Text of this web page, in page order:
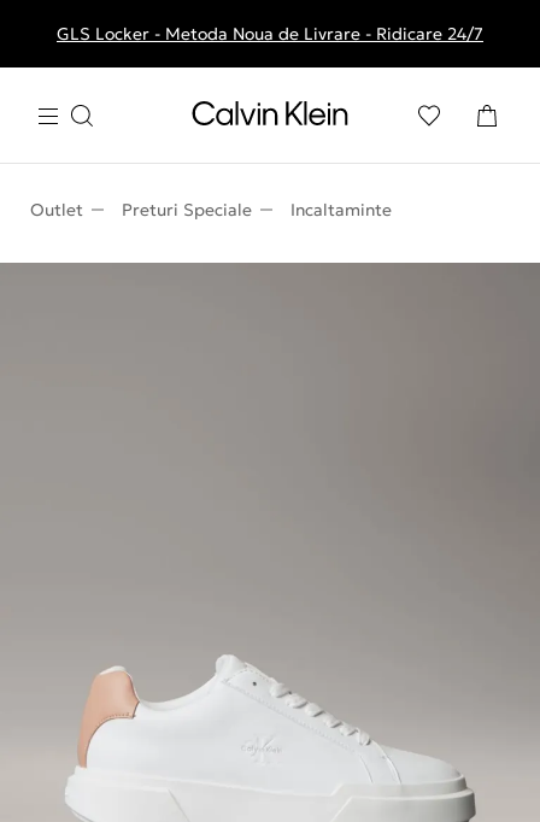
Livrare gratuita la comenzile de peste 250 RON
GLS Locker - Metoda Noua de Livrare - Ridicare 24/7
Outlet Preturi Speciale Incaltaminte